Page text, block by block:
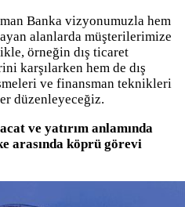
Banka vizyonumuzla hem
alanlarda müşterilerimize
örneğin dış ticaret
karşılarken hem de dış
ve finansman teknikleri
düzenleyeceğiz.
ve yatırım anlamında
arasında köprü görevi